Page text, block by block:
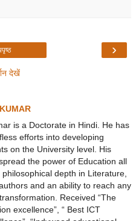
›
देखें
is a Doctorate in Hindi. He has
efforts into developing
on the University level. His
the power of Education all
depth in Literature,
and an ability to reach any
Received “The
excellence”, “ Best ICT